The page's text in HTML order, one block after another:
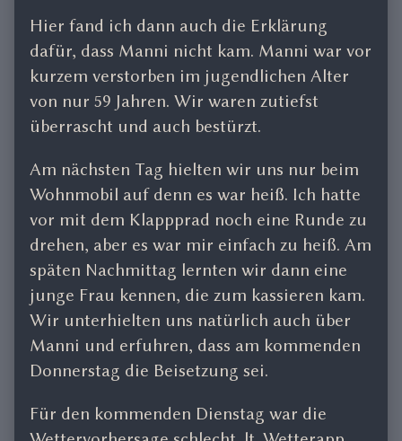
Hier fand ich dann auch die Erklärung
dafür, dass Manni nicht kam. Manni war vor
kurzem verstorben im jugendlichen Alter
von nur 59 Jahren. Wir waren zutiefst
überrascht und auch bestürzt.
Am nächsten Tag hielten wir uns nur beim
Wohnmobil auf denn es war heiß. Ich hatte
vor mit dem Klappprad noch eine Runde zu
drehen, aber es war mir einfach zu heiß. Am
späten Nachmittag lernten wir dann eine
junge Frau kennen, die zum kassieren kam.
Wir unterhielten uns natürlich auch über
Manni und erfuhren, dass am kommenden
Donnerstag die Beisetzung sei.
Für den kommenden Dienstag war die